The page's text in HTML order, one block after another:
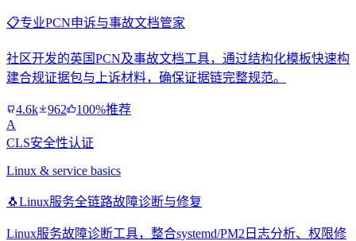
📋专业PCN申诉与事故文档管家
社区开发的英国PCN及事故文档工具，通过结构化模板快速构
建合规证据包与上诉材料，确保证据链完整规范。
4.6k 962
100%推荐
A
CLS安全性认证
Linux & service basics
🐧Linux服务全链路故障诊断与修复
Linux服务故障诊断工具，整合systemd/PM2日志分析、权限修